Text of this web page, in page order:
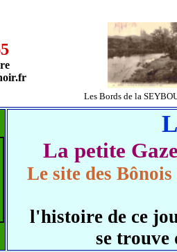
Les Bords de la
La petite
Le site des
l'histoire de ce
se trouve